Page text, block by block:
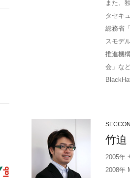
また、
タセキ
総務省
スモデ
推進機
会」な
竹
2005年
2008年